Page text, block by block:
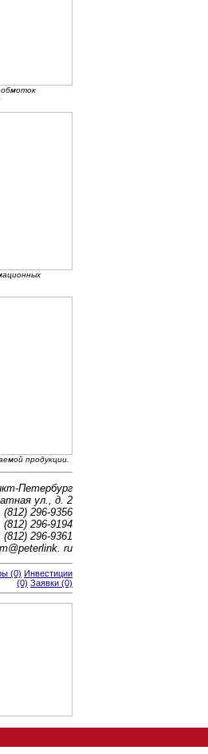
продукции.
Петербург
ул., д. 2
(812) 296-9356
(812) 296-9194
296-9361
ru
(0) Инвестиции
(0) Заявки (0)